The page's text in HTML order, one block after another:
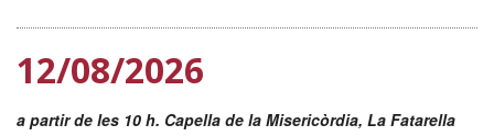
12/08/2026
a partir de les 10 h. Capella de la Misericòrdia, La Fatarella